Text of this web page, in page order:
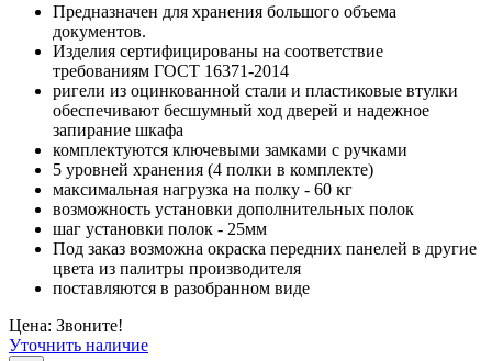
Предназначен для хранения большого объема
документов.
Изделия сертифицированы на соответствие
требованиям ГОСТ 16371-2014
ригели из оцинкованной стали и пластиковые втулки
обеспечивают бесшумный ход дверей и надежное
запирание шкафа
комплектуются ключевыми замками с ручками
5 уровней хранения (4 полки в комплекте)
максимальная нагрузка на полку - 60 кг
возможность установки дополнительных полок
шаг установки полок - 25мм
Под заказ возможна окраска передних панелей в другие
цвета из палитры производителя
поставляются в разобранном виде
Цена: Звоните!
Уточнить наличие